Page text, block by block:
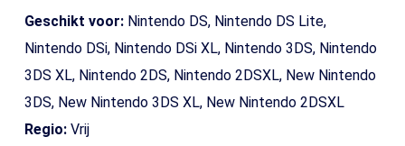
Geschikt voor:Nintendo DS, Nintendo DS Lite,
Nintendo DSi, Nintendo DSi XL, Nintendo 3DS, Nintendo
3DS XL, Nintendo 2DS, Nintendo 2DSXL, New Nintendo
3DS, New Nintendo 3DS XL, New Nintendo 2DSXL
Regio:Vrij